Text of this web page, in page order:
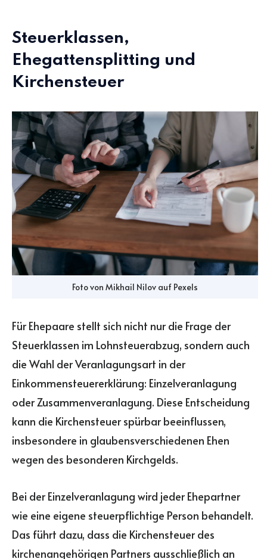
Steuerklassen,
Ehegattensplitting und
Kirchensteuer
Foto von Mikhail Nilov auf Pexels
Für Ehepaare stellt sich nicht nur die Frage der
Steuerklassen im Lohnsteuerabzug, sondern auch
die Wahl der Veranlagungsart in der
Einkommensteuererklärung: Einzelveranlagung
oder Zusammenveranlagung. Diese Entscheidung
kann die Kirchensteuer spürbar beeinflussen,
insbesondere in glaubensverschiedenen Ehen
wegen des besonderen Kirchgelds.
Bei der Einzelveranlagung wird jeder Ehepartner
wie eine eigene steuerpflichtige Person behandelt.
Das führt dazu, dass die Kirchensteuer des
kirchenangehörigen Partners ausschließlich an